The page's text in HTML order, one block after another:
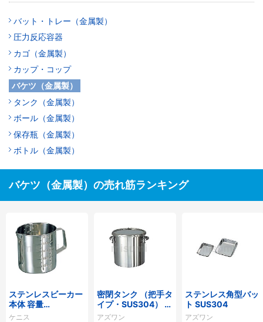
バット・トレー（金属製）
圧力反応容器
カゴ（金属製）
カップ・コップ
バケツ（金属製）
タンク（金属製）
ボール（金属製）
保存瓶（金属製）
ボトル（金属製）
バケツ（金属製）の売れ筋ランキング
ステンレスビーカー
本体 容量
1000/5000mL
ケニス
密閉タンク （把手タ
イプ・SUS304） 容
量 4L～200L
アズワン
ステンレス角型バッ
ト SUS304
アズワン